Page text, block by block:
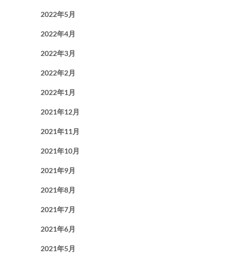
2022年5月
2022年4月
2022年3月
2022年2月
2022年1月
2021年12月
2021年11月
2021年10月
2021年9月
2021年8月
2021年7月
2021年6月
2021年5月